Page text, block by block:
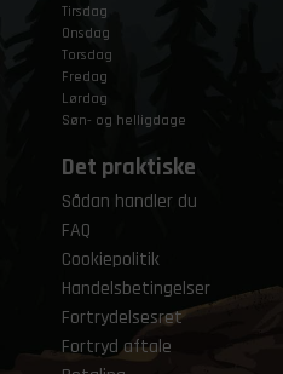
Tirsdag
Onsdag
Torsdag
Fredag
Lørdag
Søn- og helligdage
Det praktiske
Sådan handler du
FAQ
Cookiepolitik
Handelsbetingelser
Fortrydelsesret
Fortryd aftale